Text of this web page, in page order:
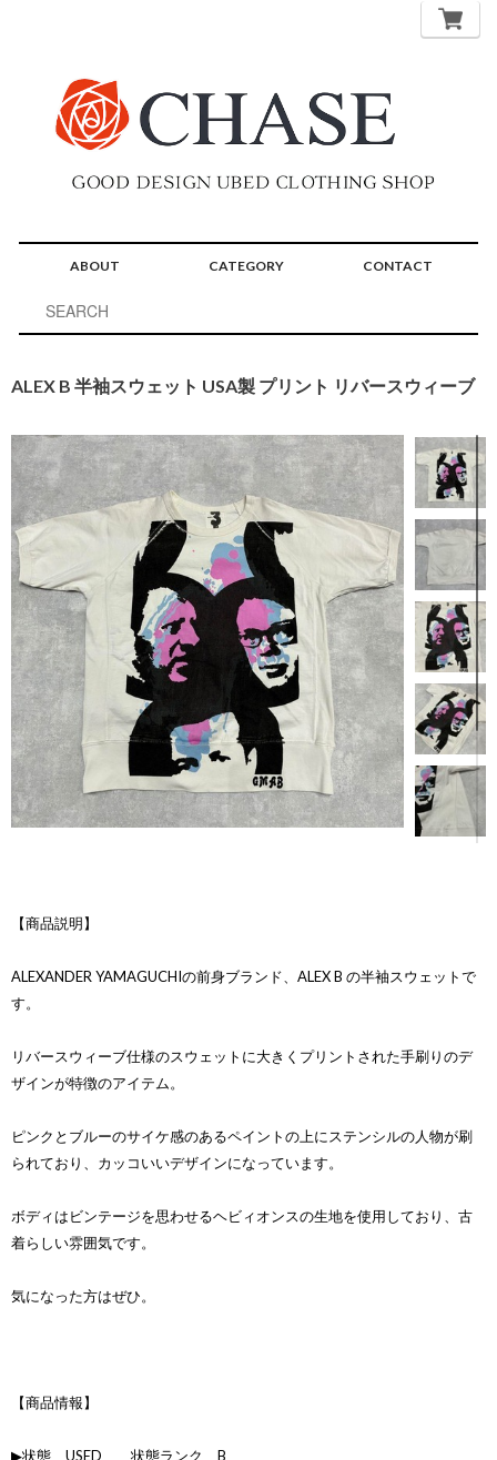
ABOUT CATEGORY CONTACT
ALEX B 半袖スウェット USA製 プリント リバースウィーブ
【商品説明】
ALEXANDER YAMAGUCHIの前身ブランド、ALEX B の半袖スウェットで
す。
リバースウィーブ仕様のスウェットに大きくプリントされた手刷りのデ
ザインが特徴のアイテム。
ピンクとブルーのサイケ感のあるペイントの上にステンシルの人物が刷
られており、カッコいいデザインになっています。
ボディはビンテージを思わせるヘビィオンスの生地を使用しており、古
着らしい雰囲気です。
気になった方はぜひ。
【商品情報】
▶状態 USED 状態ランク B